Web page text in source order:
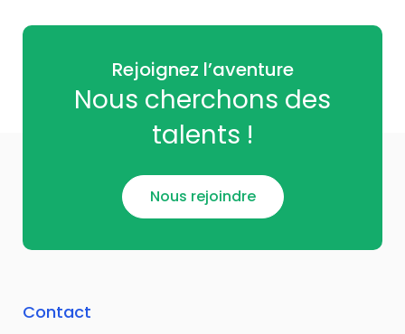
Rejoignez l’aventure
Nous cherchons des
talents !
Nous rejoindre
Contact